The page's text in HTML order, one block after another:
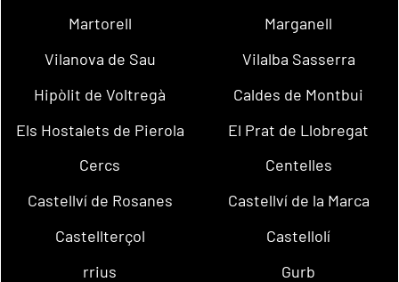
Martorell
Marganell
Vilanova de Sau
Vilalba Sasserra
Hipòlit de Voltregà
Caldes de Montbui
Els Hostalets de Pierola
El Prat de Llobregat
Cercs
Centelles
Castellví de Rosanes
Castellví de la Marca
Castellterçol
Castellolí
rrius
Gurb